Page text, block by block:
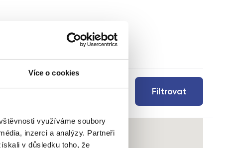
Více o cookies
využíváme soubory
inzerci a analýzy. Partneři
v důsledku toho, že
Filtrovat